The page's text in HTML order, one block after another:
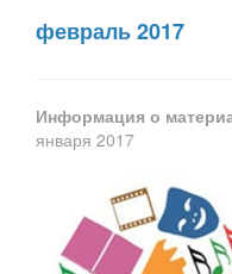
февраль 2017
Информация о
января 2017